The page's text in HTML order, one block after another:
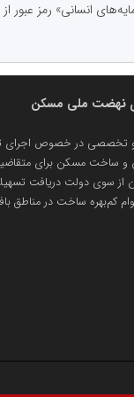
انسانی» رمز عبور
نهضت ملی مسکن
و تخصصی در خصوص اجرای
و ساخت مسکن برای
سوی دولت دریافت
کم‌بهره ساخت در مناطق